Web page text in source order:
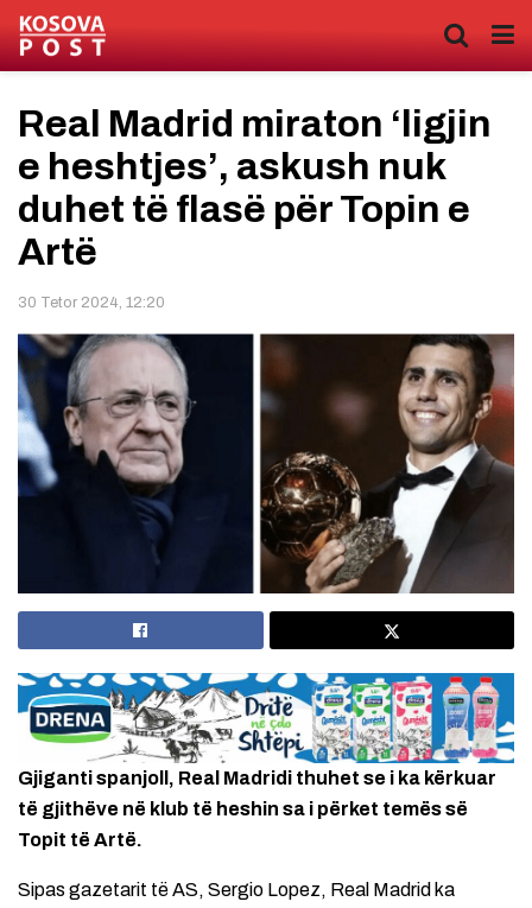
Real Madrid miraton ‘ligjin
e heshtjes’, askush nuk
duhet të flasë për Topin e
Artë
30 Tetor 2024, 12:20
Gjiganti spanjoll, Real Madridi thuhet se i ka kërkuar
të gjithëve në klub të heshin sa i përket temës së
Topit të Artë.
Sipas gazetarit të AS, Sergio Lopez, Real Madrid ka